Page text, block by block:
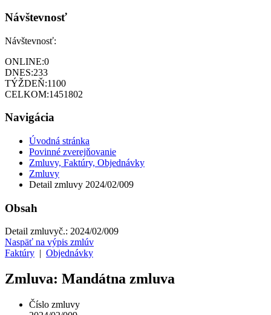
Návštevnosť
Návštevnosť:
ONLINE:0
DNES:233
TÝŽDEŇ:1100
CELKOM:1451802
Navigácia
Úvodná stránka
Povinné zverejňovanie
Zmluvy, Faktúry, Objednávky
Zmluvy
Detail zmluvy 2024/02/009
Obsah
Detail zmluvyč.: 2024/02/009
Naspäť na výpis zmlúv
Faktúry
Objednávky
Zmluva: Mandátna zmluva
Číslo zmluvy